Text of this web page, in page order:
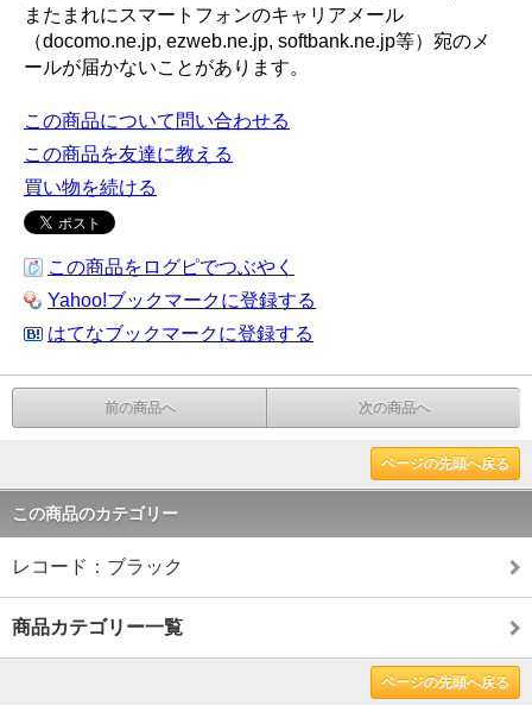
またまれにスマートフォンのキャリアメール
（docomo.ne.jp, ezweb.ne.jp, softbank.ne.jp等）宛のメ
ールが届かないことがあります。
この商品について問い合わせる
この商品を友達に教える
買い物を続ける
この商品をログピでつぶやく
Yahoo!ブックマークに登録する
はてなブックマークに登録する
前の商品へ 次の商品へ
ページの先頭へ戻る
この商品のカテゴリー
レコード：ブラック
商品カテゴリー一覧
ページの先頭へ戻る